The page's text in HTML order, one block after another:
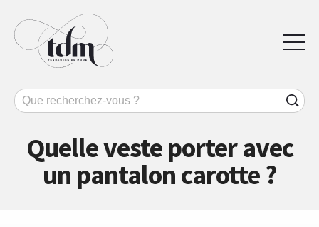
Quelle veste porter avec
un pantalon carotte ?